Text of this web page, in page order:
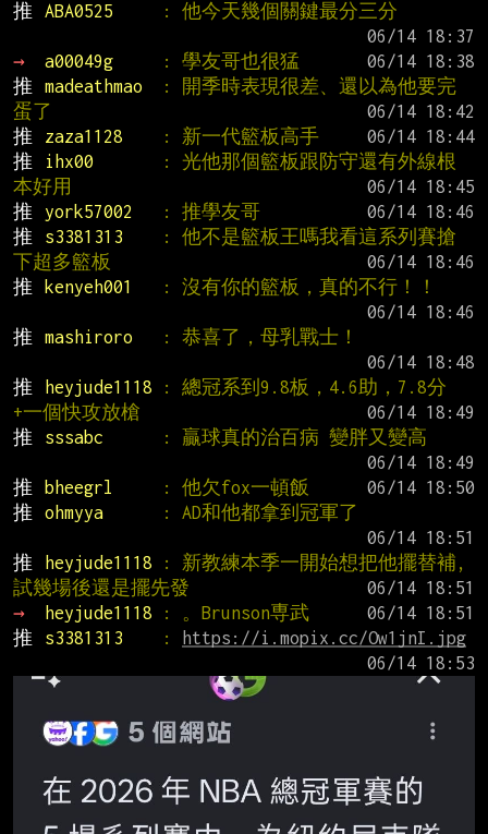
推
ABA0525
: 他今天幾個關鍵最分三分
→
a00049g : 學友哥也很猛
推
madeathmao
: 開季時表現很差、還以為他要完
蛋了
推
zaza1128 : 新一代籃板高手
推
ihx00
: 光他那個籃板跟防守還有外線根
本好用
推
york57002 : 推學友哥
推
s3381313
: 他不是籃板王嗎我看這系列賽搶
下超多籃板
推
kenyeh001
: 沒有你的籃板，真的不行！！
推
mashiroro
: 恭喜了，母乳戰士！
推
heyjude1118
: 總冠系到9.8板，4.6助，7.8分
+一個快攻放槍
推
sssabc
: 贏球真的治百病 變胖又變高
推
bheegrl : 他欠fox一頓飯
推
ohmyya
: AD和他都拿到冠軍了
推
heyjude1118
: 新教練本季一開始想把他擺替補,
試幾場後還是擺先發
→
heyjude1118 : 。Brunson専武
推
s3381313 :
https://i.mopix.cc/Ow1jnI.jpg